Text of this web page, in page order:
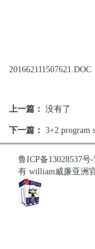
201662111507621.DOC
上一篇： 没有了
下一篇： 3+2 program
鲁ICP备13028537号-
有 william威廉亚洲